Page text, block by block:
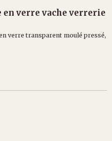
verre vache verrerie
verre transparent moulé pressé,